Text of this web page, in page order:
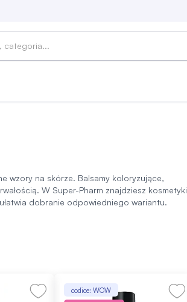
wzory na skórze. Balsamy koloryzujące,
W Super-Pharm znajdziesz kosmetyki
dobranie odpowiedniego wariantu.
codice: WOW